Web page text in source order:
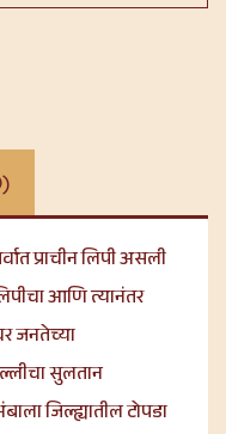
प्राचीन लिपी असली
आणि त्यानंतर
जनतेच्या
सुलतान
जिल्ह्यातील टोपडा